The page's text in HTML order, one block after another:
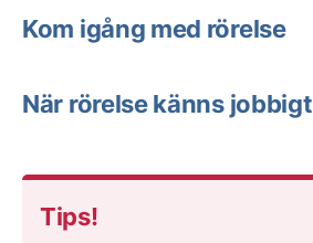
Kom igång med rörelse
När rörelse känns jobbigt
Tips!